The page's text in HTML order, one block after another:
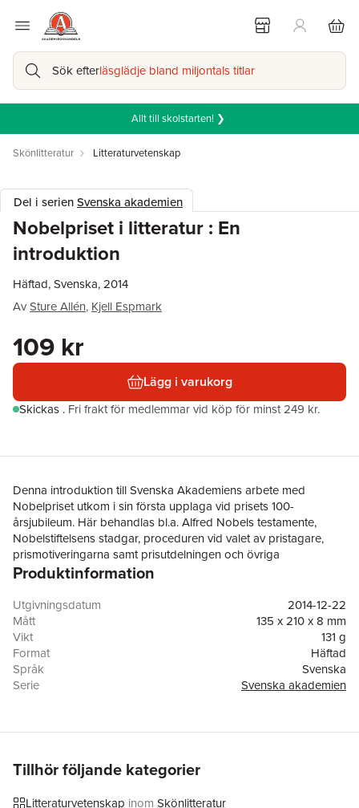
Sök efterläsglädje bland miljontals titlar
Allt till skolstarten! ❯
Skönlitteratur Litteraturvetenskap
Del i serienSvenska akademien
Nobelpriset i litteratur : En
introduktion
Häftad, Svenska, 2014
AvSture Allén, Kjell Espmark
109 kr
Lägg i varukorg
Skickas . Fri frakt för medlemmar vid köp för minst 249 kr.
Denna introduktion till Svenska Akademiens arbete med
Nobelpriset utkom i sin första upplaga vid prisets 100-
årsjubileum. Här behandlas bl.a. Alfred Nobels testamente,
Nobelstiftelsens stadgar, proceduren vid valet av pristagare,
prismotiveringarna samt prisutdelningen och övriga
Nobelevenemang. Boken avslutas med en fullständig
Produktinformation
Utgivningsdatum
2014-12-22
Mått
135 x 210 x 8 mm
Vikt
131 g
Format
Häftad
Språk
Svenska
Serie
Svenska akademien
Förlag
Norstedts
ISBN
Tillhör följande kategorier
Litteraturvetenskap inom Skönlitteratur